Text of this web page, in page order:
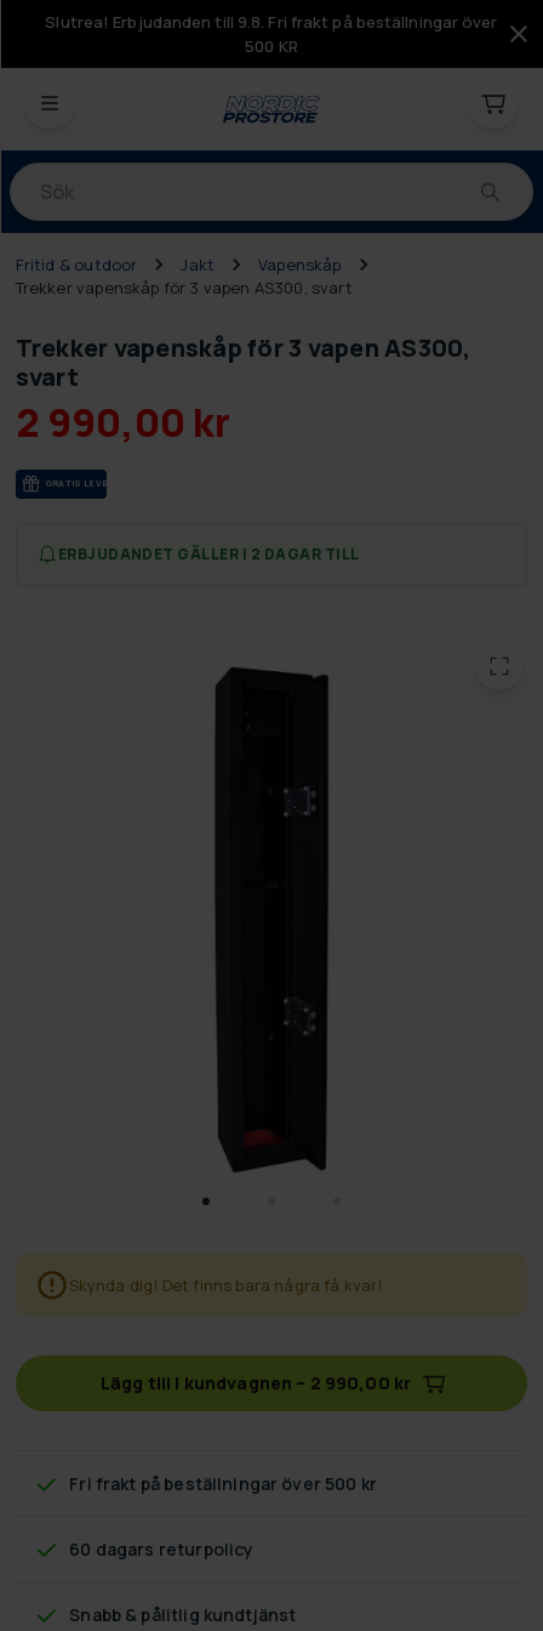
Slutrea! Erbjudanden till 9.8. Fri frakt på beställningar över
500 KR
Produkter
Fritid & outdoor Jakt
Vapenskåp
Trekker vapenskåp för 3 vapen AS300, svart
Trekker vapenskåp för 3 vapen AS300,
svart
2 990,00 kr
GRA­TIS LE­VE­RANS
ERBJUDANDET GÄLLER I 2 DAGAR TILL
Skynda dig! Det finns bara några få kvar!
Lägg till i kundvagnen – 2 990,00 kr
Fri frakt på beställningar över 500 kr
60 dagars returpolicy
Snabb & pålitlig kundtjänst